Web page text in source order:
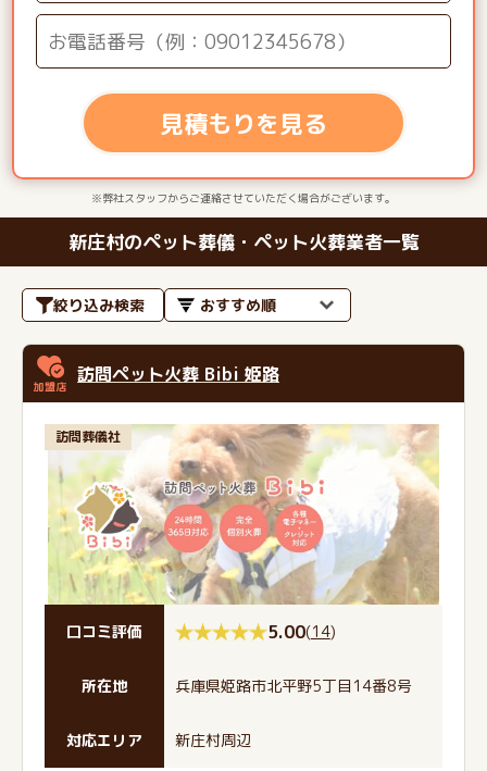
見積もりを見る
※弊社スタッフからご連絡させていただく場合がございます。
新庄村のペット葬儀・ペット火葬業者一覧
絞り込み検索
訪問ペット火葬 Bibi 姫路
訪問葬儀社
口コミ評価 5.00(14)
所在地 兵庫県姫路市北平野5丁目14番8号
対応エリア 新庄村周辺